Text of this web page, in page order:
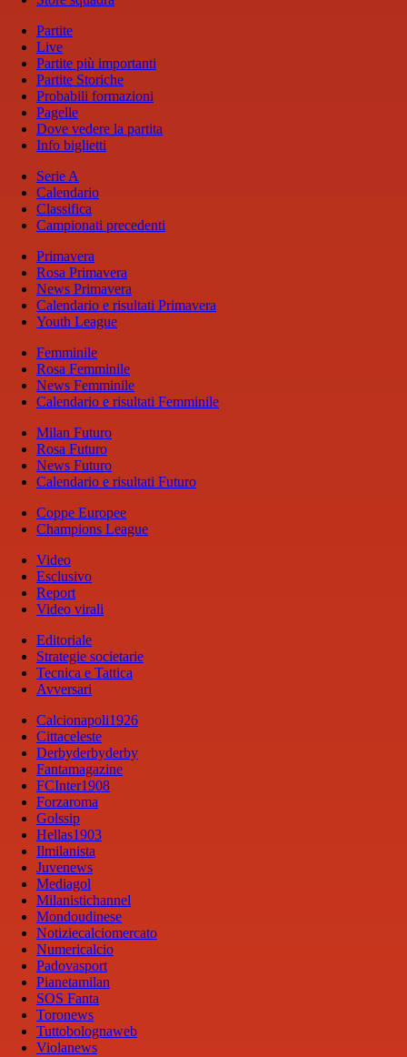
Partite
Live
Partite più importanti
Partite Storiche
Probabili formazioni
Pagelle
Dove vedere la partita
Info biglietti
Serie A
Calendario
Classifica
Campionati precedenti
Primavera
Rosa Primavera
News Primavera
Calendario e risultati Primavera
Youth League
Femminile
Rosa Femminile
News Femminile
Calendario e risultati Femminile
Milan Futuro
Rosa Futuro
News Futuro
Calendario e risultati Futuro
Coppe Europee
Champions League
Video
Esclusivo
Report
Video virali
Editoriale
Strategie societarie
Tecnica e Tattica
Avversari
Calcionapoli1926
Cittaceleste
Derbyderbyderby
Fantamagazine
FCInter1908
Forzaroma
Golssip
Hellas1903
Ilmilanista
Juvenews
Mediagol
Milanistichannel
Mondoudinese
Notiziecalciomercato
Numericalcio
Padovasport
Pianetamilan
SOS Fanta
Toronews
Tuttobolognaweb
Violanews